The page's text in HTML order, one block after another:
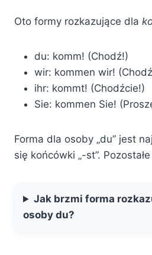
Oto formy rozkazujące dla
du: komm! (Chodź!)
wir: kommen wir!
ihr: kommt! (Chodźcie!)
Sie: kommen Sie!
Forma dla osoby „du” jest
się końcówki „-st”.
Jak brzmi forma
osoby du?